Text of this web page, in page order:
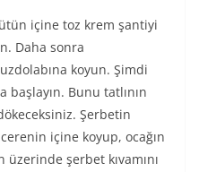
içine toz krem şantiyi
Daha sonra
koyun. Şimdi
başlayın. Bunu tatlının
Şerbetin
içine koyup, ocağın
şerbet kıvamını